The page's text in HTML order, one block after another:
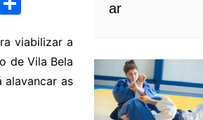
ar
e
viabilizar a
de Vila Bela
alavancar as
ar